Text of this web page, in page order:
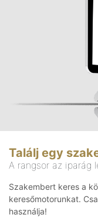
Találj egy
A rangsor az iparág
Szakembert keres a
keresőmotorunkat.
használja!